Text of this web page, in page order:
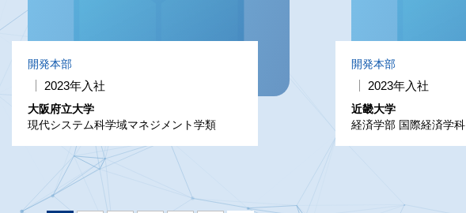
開発本部
2023年入社
大阪府立大学
現代システム科学域マネジメント学類
開発本部
2023年入社
近畿大学
経済学部 国際経済学科